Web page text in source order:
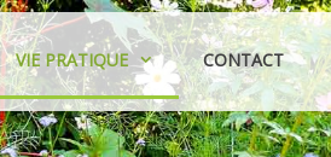
VIE PRATIQUE CONTACT